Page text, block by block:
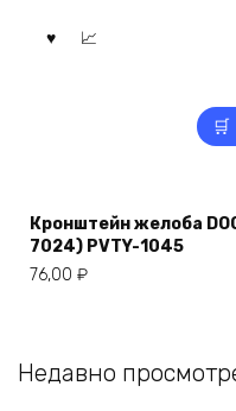
Кронштейн желоба
7024) PVTY-1045
76,00 ₽
Недавно